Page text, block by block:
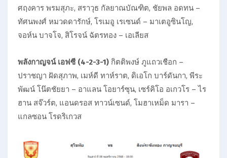
ศฤงคาร พรมสุภะ, สราวุธ กัลยาณบัณฑิต, ชัยพล อดทน –
ทัศนพงศ์ หมวดดารักษ์, โรเมอู เรเซนด์ – มาเตอูซินโญ,
จอห์น บาจโจ, สิโรจน์ ฉัตรทอง – เอเลียส
พลังกาญจน์ เอฟซี (4-2-3-1) กิตติพงษ์ ภูแถวเชือก –
ปราชญา ฝัดสุภาพ, เมห์ดี ทาห์ราต, ดิเอโก บาร์ดันกา, พีระ
พัฒน์ โน๊ตชัยยา – อาแลน โอยาร์ซุน, เซร์คิโอ อเกวโร – ไร
ฮาน สจ๊วร์ต, แอนดรอส ทาวน์เซนด์, โมฮาเหม็ด มารา –
แกลซอน โรดริเกวส